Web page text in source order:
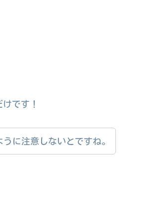
です！
に注意しないとですね。